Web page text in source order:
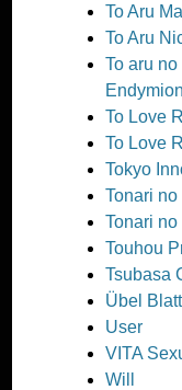
To Aru
To Aru
To aru
Endymion
To Love
To Love
Tokyo
Tonari
Tonari
Touhou
Tsubasa
Übel Blatt
User
VITA
Will